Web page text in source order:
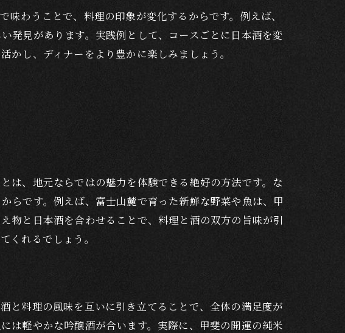
い深さ
認
わうことで、料理の印象が変化するからです。例えば、
発見があります。実践例として、コースごとに日本酒を変
し、ディナーをより豊かに楽しみましょう。
は、地元ならではの魅力を体験できる絶好の方法です。な
らです。例えば、富士山麓で育った新鮮な野菜や魚は、甲
物と日本酒を合わせることで、料理と酒の双方の旨味が引
くれるでしょう。
と料理の風味を互いに引き立てることで、全体の満足度が
は軽やかな吟醸酒が合います。実際に、甲斐の開運の純米